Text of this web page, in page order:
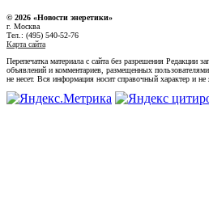
© 2026 «Новости энеретики»
г. Москва
Тел.: (495) 540-52-76
Карта сайта
Перепечатка материала с сайта без разрешения Редакции
объявлений и комментариев, размещенных
не несет. Вся информация носит справочный характер и не